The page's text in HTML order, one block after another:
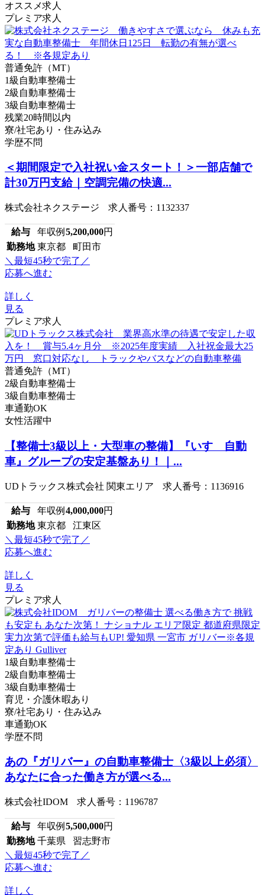
オススメ求人
プレミア求人
普通免許（MT）
1級自動車整備士
2級自動車整備士
3級自動車整備士
残業20時間以内
寮/社宅あり・住み込み
学歴不問
＜期間限定で入社祝い金スタート！＞一部店舗で
計30万円支給｜空調完備の快適...
株式会社ネクステージ 求人番号：1132337
給与 年収例 5,200,000円
勤務地 東京都 町田市
＼最短45秒で完了／
応募へ進む
詳しく
見る
プレミア求人
普通免許（MT）
2級自動車整備士
3級自動車整備士
車通勤OK
女性活躍中
【整備士3級以上・大型車の整備】『いすゞ自動
車』グループの安定基盤あり！｜...
UDトラックス株式会社 関東エリア 求人番号：1136916
給与 年収例 4,000,000円
勤務地 東京都 江東区
＼最短45秒で完了／
応募へ進む
詳しく
見る
プレミア求人
1級自動車整備士
2級自動車整備士
3級自動車整備士
育児・介護休暇あり
寮/社宅あり・住み込み
車通勤OK
学歴不問
あの『ガリバー』の自動車整備士〈3級以上必須〉
あなたに合った働き方が選べる...
株式会社IDOM 求人番号：1196787
給与 年収例 5,500,000円
勤務地 千葉県 習志野市
＼最短45秒で完了／
応募へ進む
詳しく